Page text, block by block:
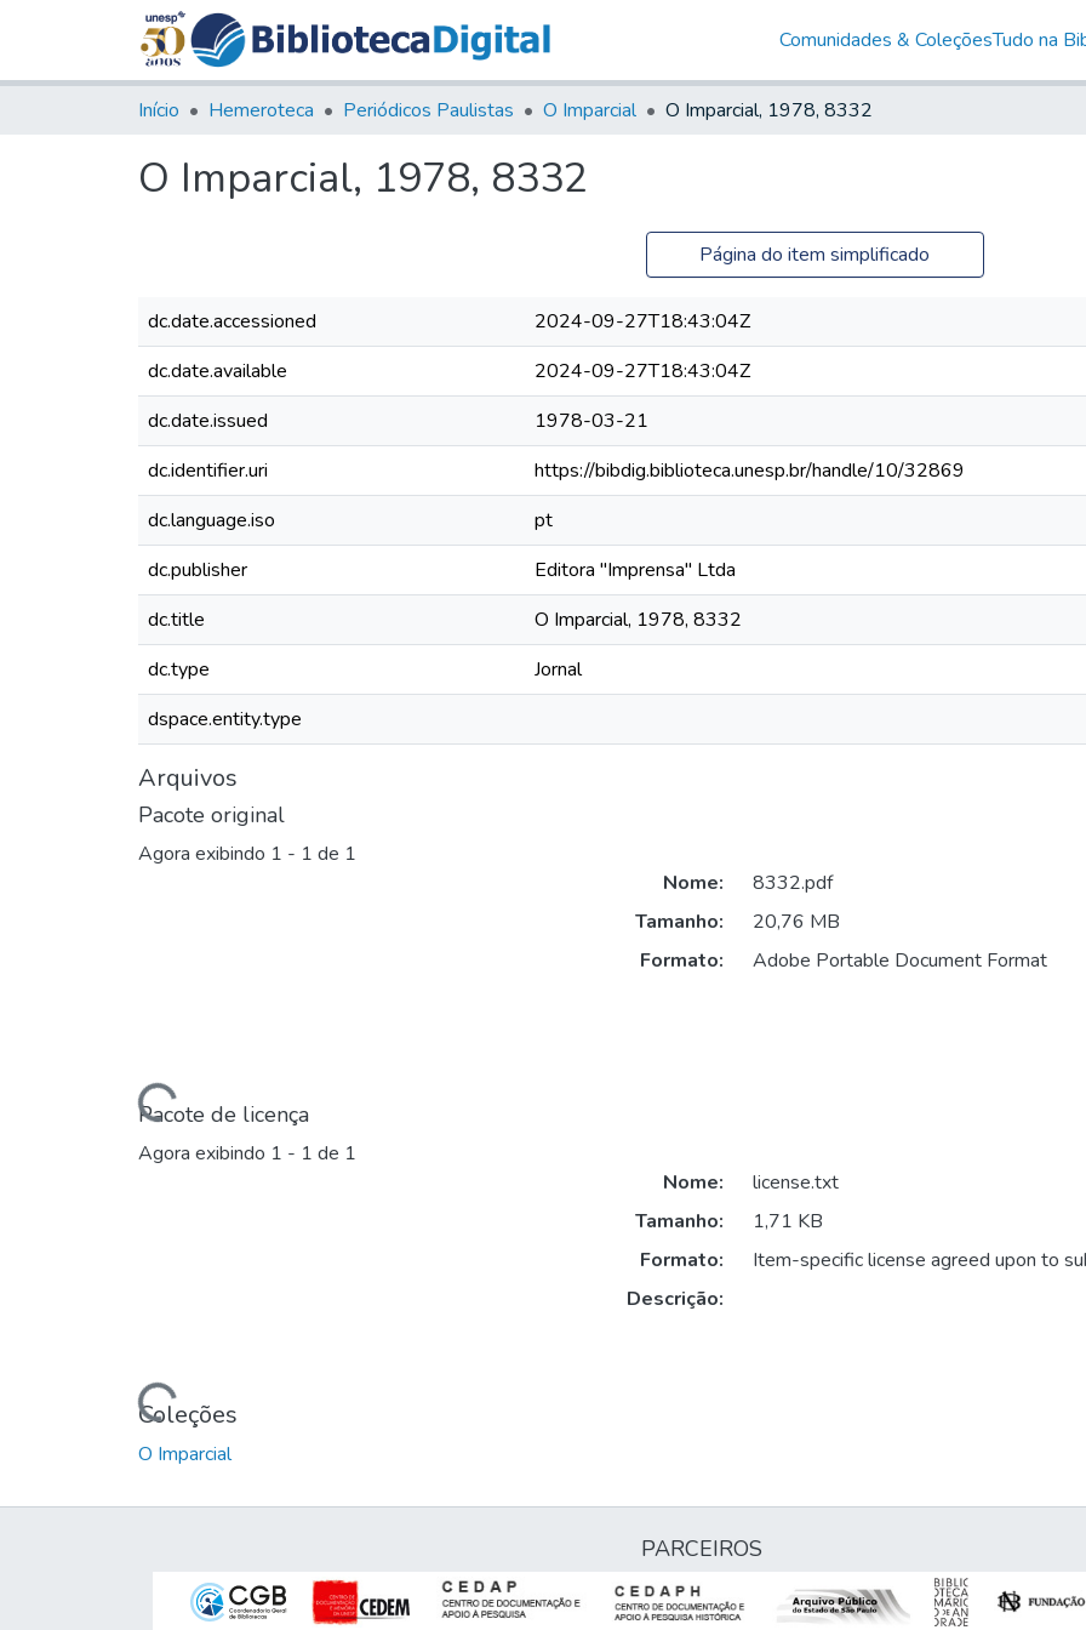
Comunidades & ColeçõesTudo na
Início Hemeroteca Periódicos Paulistas O Imparcial O Imparcial, 1978, 8332
O Imparcial, 1978, 8332
Página do item simplificado
dc.date.accessioned
2024-09-27T18:43:04Z
dc.date.available
2024-09-27T18:43:04Z
dc.date.issued
1978-03-21
dc.identifier.uri
https://bibdig.biblioteca.unesp.br/handle/10/32869
dc.language.iso
pt
dc.publisher
Editora "Imprensa" Ltda
dc.title
O Imparcial, 1978, 8332
dc.type
Jornal
dspace.entity.type
Arquivos
Pacote original
Agora exibindo 1 - 1 de 1
Carregando...
Nome:
8332.pdf
Tamanho:
20,76 MB
Formato:
Adobe Portable Document Format
Pacote de licença
Agora exibindo 1 - 1 de 1
Carregando...
Nome:
license.txt
Tamanho:
1,71 KB
Formato:
Item-specific license agreed upon to
Descrição:
Coleções
O Imparcial
PARCEIROS